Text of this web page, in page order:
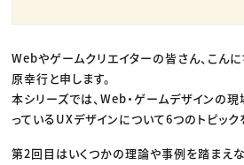
Webやゲームクリエイターの皆さん、こん
原幸行と申します。
本シリーズでは、Web・ゲームデザインの
っているUXデザインについて6つのトピック
第2回目はいくつかの理論や事例を踏まえ